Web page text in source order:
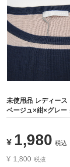
未使用品 レディー
ベージュ×紺×グレー
¥ 1,980 税込
¥ 1,800 税抜